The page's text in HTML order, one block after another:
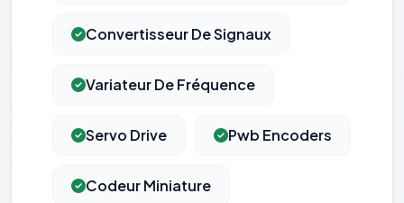
Convertisseur De Signaux
Variateur De Fréquence
Servo Drive Pwb Encoders
Codeur Miniature